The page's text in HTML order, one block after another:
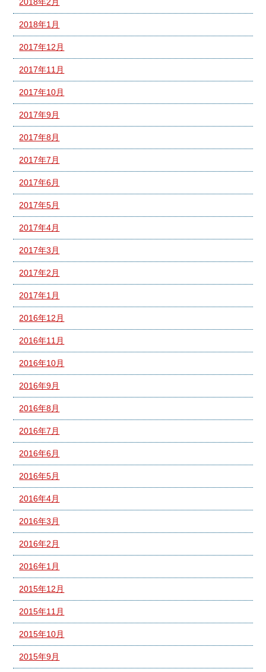
2018年1月
2017年12月
2017年11月
2017年10月
2017年9月
2017年8月
2017年7月
2017年6月
2017年5月
2017年4月
2017年3月
2017年2月
2017年1月
2016年12月
2016年11月
2016年10月
2016年9月
2016年8月
2016年7月
2016年6月
2016年5月
2016年4月
2016年3月
2016年2月
2016年1月
2015年12月
2015年11月
2015年10月
2015年9月